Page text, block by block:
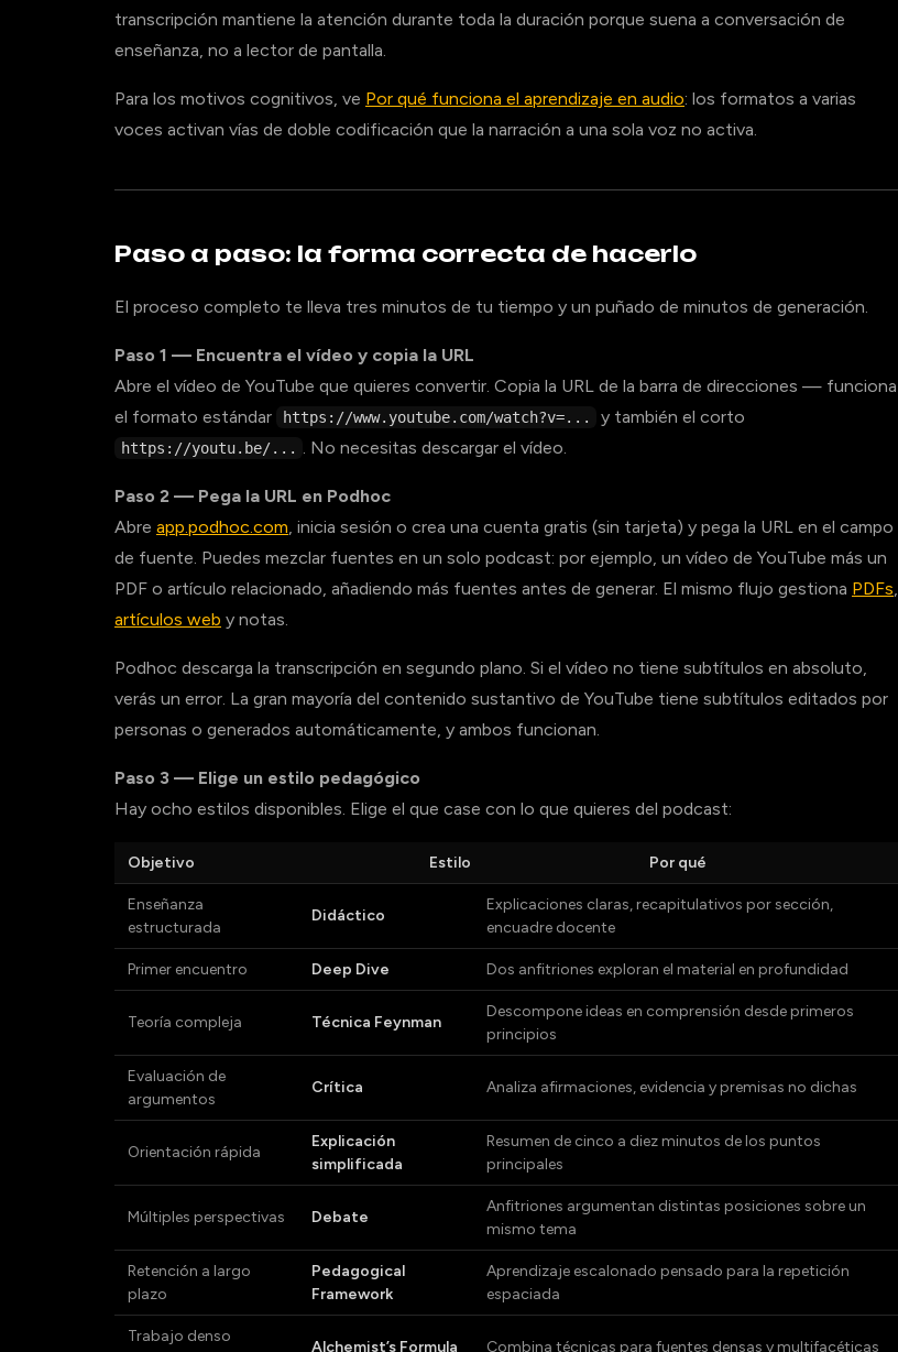
transcripción mantiene la atención durante toda la duración porque suena a conversación de
enseñanza, no a lector de pantalla.
Para los motivos cognitivos, ve Por qué funciona el aprendizaje en audio: los formatos a varias
voces activan vías de doble codificación que la narración a una sola voz no activa.
Paso a paso: la forma correcta de hacerlo
El proceso completo te lleva tres minutos de tu tiempo y un puñado de minutos de generación.
Paso 1 — Encuentra el vídeo y copia la URL
Abre el vídeo de YouTube que quieres convertir. Copia la URL de la barra de direcciones — funciona
el formato estándar
https://www.youtube.com/watch?v=... y también el corto
https://youtu.be/... . No necesitas descargar el vídeo.
Paso 2 — Pega la URL en Podhoc
Abre app.podhoc.com, inicia sesión o crea una cuenta gratis (sin tarjeta) y pega la URL en el campo
de fuente. Puedes mezclar fuentes en un solo podcast: por ejemplo, un vídeo de YouTube más un
PDF o artículo relacionado, añadiendo más fuentes antes de generar. El mismo flujo gestiona PDFs,
artículos web y notas.
Podhoc descarga la transcripción en segundo plano. Si el vídeo no tiene subtítulos en absoluto,
verás un error. La gran mayoría del contenido sustantivo de YouTube tiene subtítulos editados por
personas o generados automáticamente, y ambos funcionan.
Paso 3 — Elige un estilo pedagógico
Hay ocho estilos disponibles. Elige el que case con lo que quieres del podcast:
Objetivo Estilo Por qué
Enseñanza
estructurada
Didáctico
Explicaciones claras, recapitulativos por sección,
encuadre docente
Primer encuentro Deep Dive Dos anfitriones exploran el material en profundidad
Teoría compleja Técnica Feynman
Descompone ideas en comprensión desde primeros
principios
Evaluación de
argumentos
Crítica Analiza afirmaciones, evidencia y premisas no dichas
Orientación rápida
Explicación
simplificada
Resumen de cinco a diez minutos de los puntos
principales
Múltiples perspectivas Debate
Anfitriones argumentan distintas posiciones sobre un
mismo tema
Retención a largo
plazo
Pedagogical
Framework
Aprendizaje escalonado pensado para la repetición
espaciada
Trabajo denso
Alchemist’s Formula Combina técnicas para fuentes densas y multifacéticas